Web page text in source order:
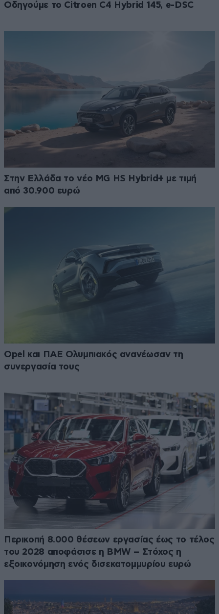
Οδηγούμε το Citroen C4 Hybrid 145, e-DSC
Στην Ελλάδα το νέο MG HS Hybrid+ με τιμή
από 30.900 ευρώ
Opel και ΠΑΕ Ολυμπιακός ανανέωσαν τη
συνεργασία τους
Περικοπή 8.000 θέσεων εργασίας έως το τέλος
του 2028 αποφάσισε η BMW – Στόχος η
εξοικονόμηση ενός δισεκατομμυρίου ευρώ